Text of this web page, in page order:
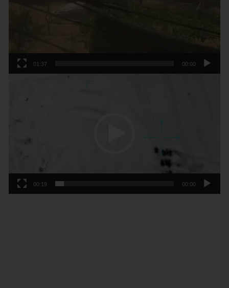
00:00
01:37
00:00
00:19